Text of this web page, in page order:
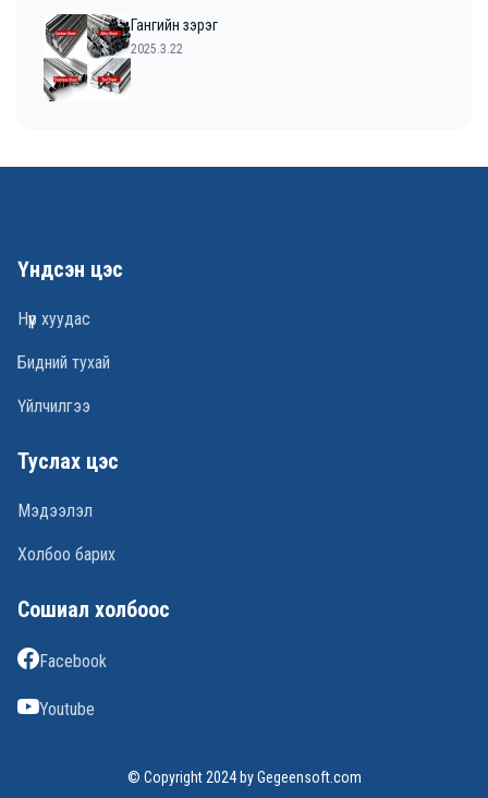
Гангийн зэрэг
2025.3.22
Үндсэн цэс
Нүүр хуудас
Бидний тухай
Үйлчилгээ
Туслах цэс
Мэдээлэл
Холбоо барих
Сошиал холбоос
Facebook
Youtube
© Copyright 2024 by Gegeensoft.com